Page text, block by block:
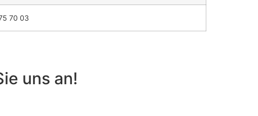
70 03
uns an!